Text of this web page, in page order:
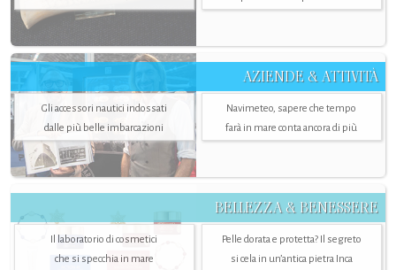
AZIENDE & ATTIVITÀ
Gli accessori nautici indossati
dalle più belle imbarcazioni
Navimeteo, sapere che tempo
farà in mare conta ancora di più
BELLEZZA & BENESSERE
Il laboratorio di cosmetici
che si specchia in mare
Pelle dorata e protetta? Il segreto
si cela in un’antica pietra Inca